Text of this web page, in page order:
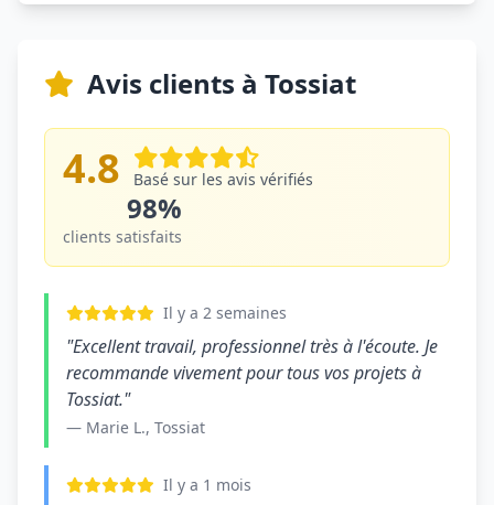
Avis clients à Tossiat
4.8 Basé sur les avis vérifiés
98%
clients satisfaits
Il y a 2 semaines
"Excellent travail, professionnel très à l'écoute. Je
recommande vivement pour tous vos projets à
Tossiat."
— Marie L., Tossiat
Il y a 1 mois